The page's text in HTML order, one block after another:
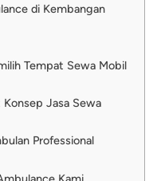
di Kembangan
Tempat Sewa Mobil
Jasa Sewa
Professional